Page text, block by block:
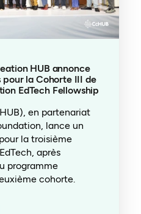
HUB annonce
la Cohorte III de
EdTech Fellowship
en partenariat
lance un
la troisième
après
programme
cohorte.